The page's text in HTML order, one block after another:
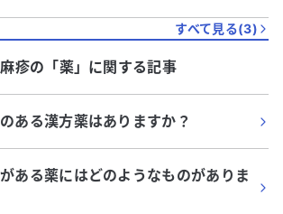
すべて見る(3)
疹の「薬」に関する記事
ある漢方薬はありますか？
ある薬にはどのようなものがありま